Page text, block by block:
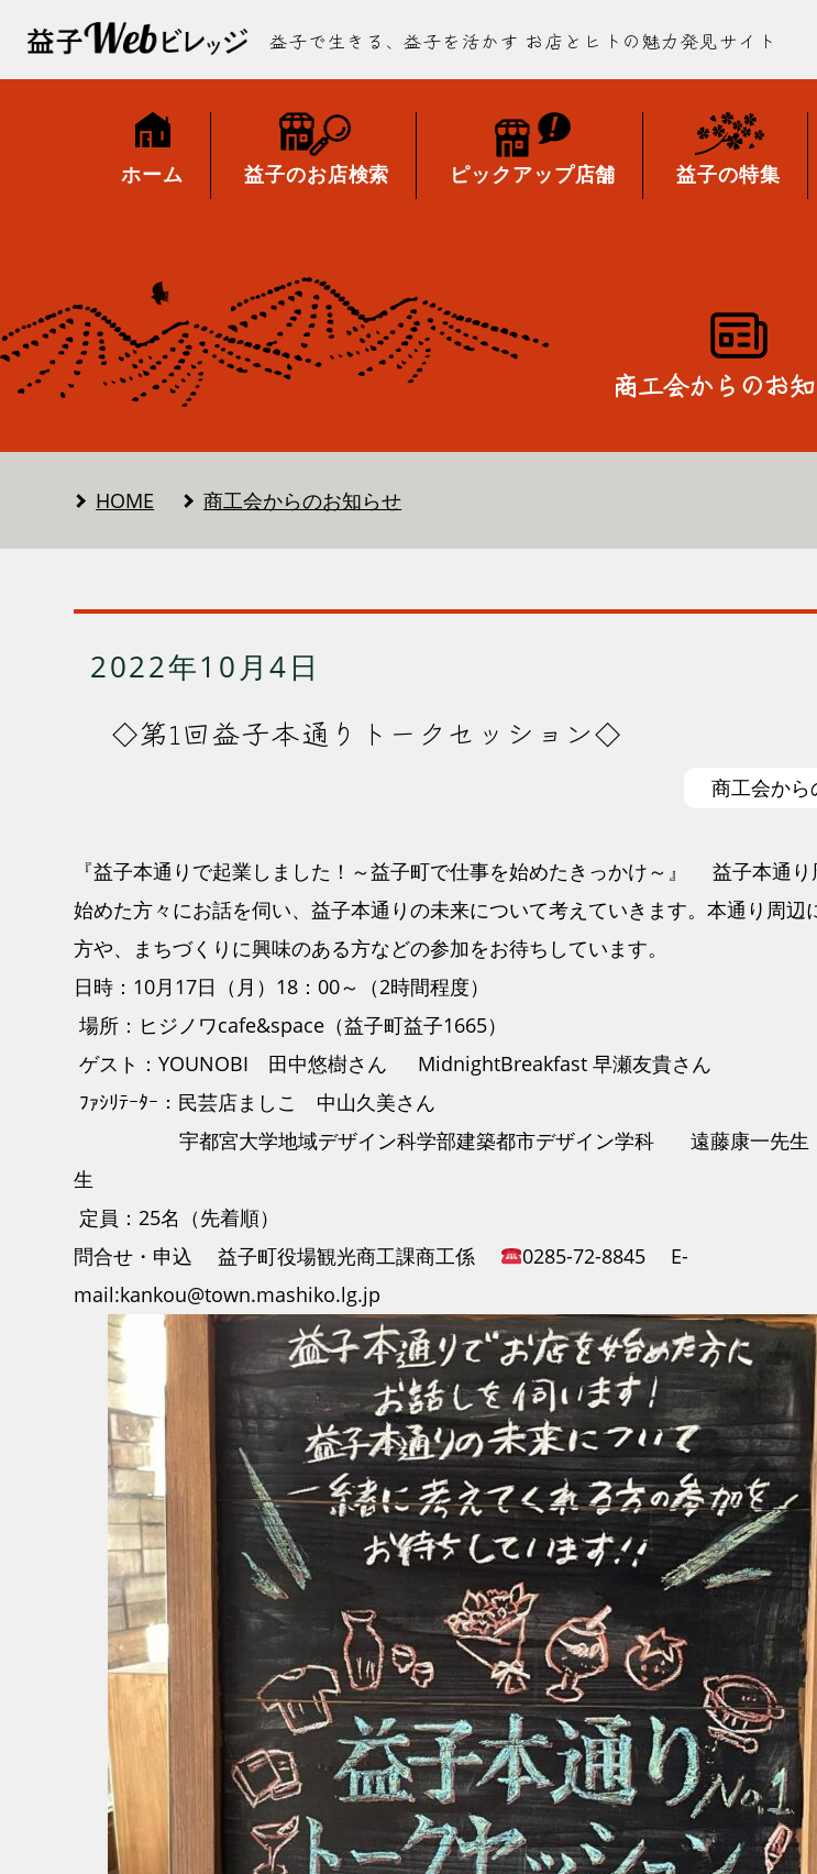
益子で生きる、益子を活かす お店とヒトの魅力発見サイト
ホーム 益子のお店検索 ピックアップ店舗 益子の特集
商工会からのお
HOME 商工会からのお知らせ
2022年10月4日
◇第1回益子本通りトークセッション◇
商工会から
『益子本通りで起業しました！～益子町で仕事を始めたきっかけ～』 益子本通り
始めた方々にお話を伺い、益子本通りの未来について考えていきます。本通り周辺
方や、まちづくりに興味のある方などの参加をお待ちしています。
日時：10月17日（月）18：00～（2時間程度）
場所：ヒジノワcafe&space（益子町益子1665）
ゲスト：YOUNOBI 田中悠樹さん MidnightBreakfast 早瀬友貴さん
ﾌｧｼﾘﾃｰﾀｰ：民芸店ましこ 中山久美さん
宇都宮大学地域デザイン科学部建築都市デザイン学科 遠藤康一先生
生
定員：25名（先着順）
問合せ・申込 益子町役場観光商工課商工係
0285-72-8845 E-
mail:kankou@town.mashiko.lg.jp